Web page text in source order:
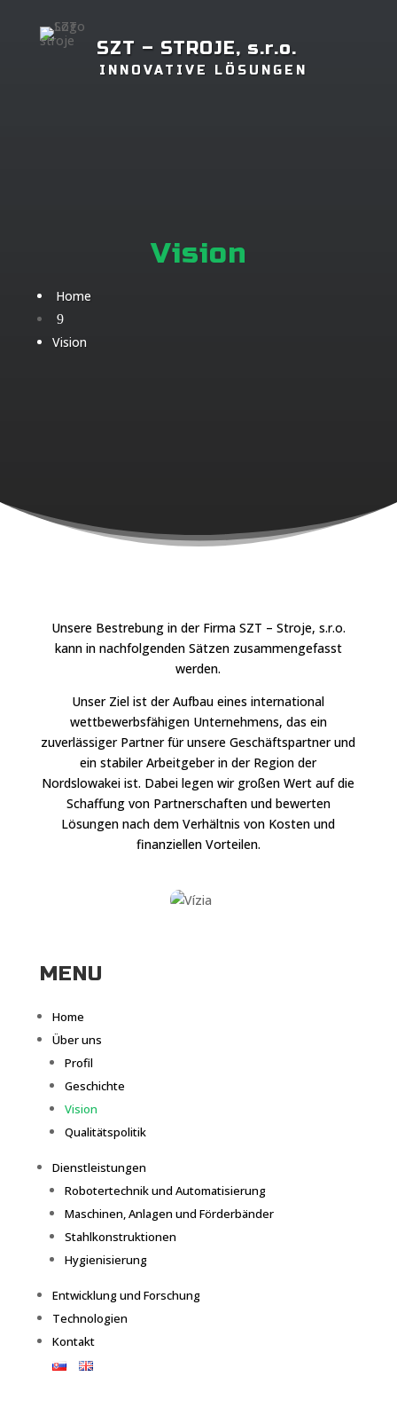
SZT – STROJE, s.r.o.
INNOVATIVE LÖSUNGEN
Vision
Home
9
Vision
Unsere Bestrebung in der Firma SZT – Stroje, s.r.o.
kann in nachfolgenden Sätzen zusammengefasst
werden.
Unser Ziel ist der Aufbau eines international
wettbewerbsfähigen Unternehmens, das ein
zuverlässiger Partner für unsere Geschäftspartner und
ein stabiler Arbeitgeber in der Region der
Nordslowakei ist. Dabei legen wir großen Wert auf die
Schaffung von Partnerschaften und bewerten
Lösungen nach dem Verhältnis von Kosten und
finanziellen Vorteilen.
MENU
Home
Über uns
Profil
Geschichte
Vision
Qualitätspolitik
Dienstleistungen
Robotertechnik und Automatisierung
Maschinen, Anlagen und Förderbänder
Stahlkonstruktionen
Hygienisierung
Entwicklung und Forschung
Technologien
Kontakt